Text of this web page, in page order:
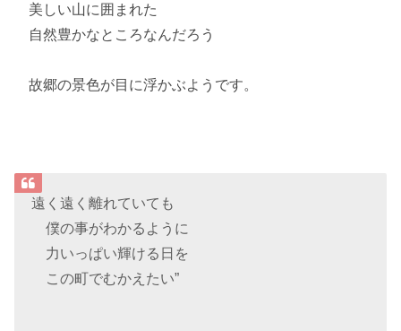
美しい山に囲まれた
自然豊かなところなんだろう
故郷の景色が目に浮かぶようです。
遠く遠く離れていても
僕の事がわかるように
力いっぱい輝ける日を
この町でむかえたい”